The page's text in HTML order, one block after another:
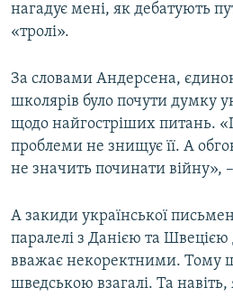
нагадує мені, як дебатують
«тролі».
За словами Андерсена,
школярів було почути думку
щодо найгостріших питань.
проблеми не знищує її. А
не значить починати війну»,
А закиди української
паралелі з Данією та
вважає некоректними. Тому
шведською взагалі. Та